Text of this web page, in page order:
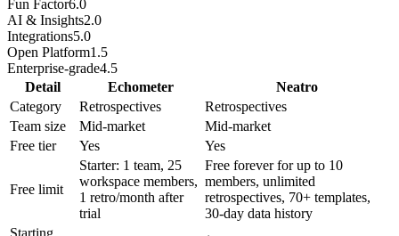
Fun Factor6.0
AI & Insights2.0
Integrations5.0
Open Platform1.5
Enterprise-grade4.5
Detail
Echometer
Neatro
Category
Retrospectives
Retrospectives
Team size
Mid-market
Mid-market
Free tier
Yes Yes
Free limit
Starter: 1 team, 25
workspace members,
1 retro/month after
trial
Free forever for up to 10
members, unlimited
retrospectives, 70+ templates,
30-day data history
Starting